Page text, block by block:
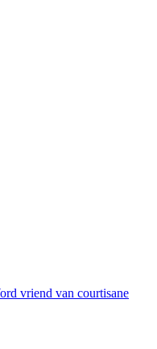
vriend van courtisane